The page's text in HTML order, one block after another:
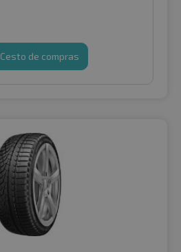
Cesto de compras